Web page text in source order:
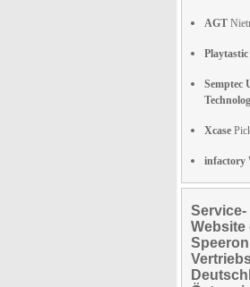
AGT
Playtastic
Semptec
Xcase
infactory
Website